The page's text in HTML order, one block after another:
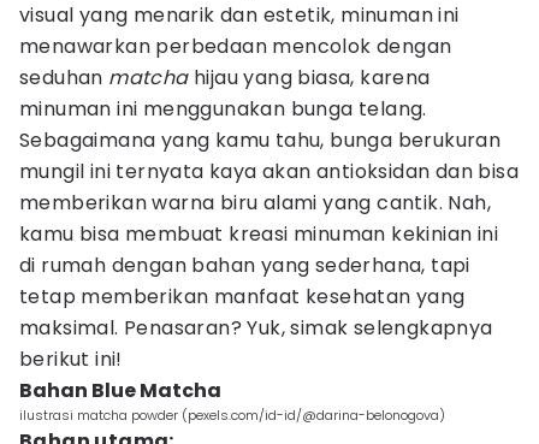
visual yang menarik dan estetik, minuman ini
menawarkan perbedaan mencolok dengan
seduhan matcha hijau yang biasa, karena
minuman ini menggunakan bunga telang.
Sebagaimana yang kamu tahu, bunga berukuran
mungil ini ternyata kaya akan antioksidan dan bisa
memberikan warna biru alami yang cantik. Nah,
kamu bisa membuat kreasi minuman kekinian ini
di rumah dengan bahan yang sederhana, tapi
tetap memberikan manfaat kesehatan yang
maksimal. Penasaran? Yuk, simak selengkapnya
berikut ini!
Bahan Blue Matcha
ilustrasi matcha powder (pexels.com/id-id/@darina-belonogova)